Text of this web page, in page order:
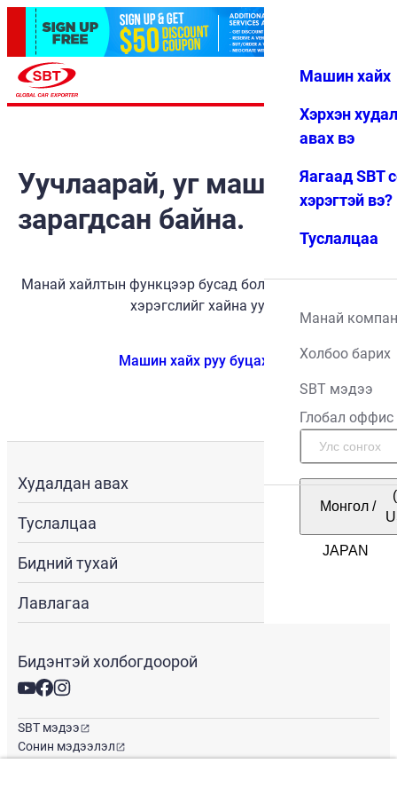
Дуртай Цэс
Машин хайх
Хэрхэн
авах вэ
Яагаад SBT
хэрэгтэй вэ?
Туслалцаа
Манай
Холбоо барих
SBT мэдээ
Глобал оффис
Монгол /
Уучлаарай, уг машин
зарагдсан байна.
Манай хайлтын функцээр бусад боломжит тээврийн
хэрэгслийг хайна уу.
Машин хайх руу буцах
Худалдан авах
Туслалцаа
Бидний тухай
Лавлагаа
Бидэнтэй холбогдоорой
SBT мэдээ
Сонин мэдээлэл